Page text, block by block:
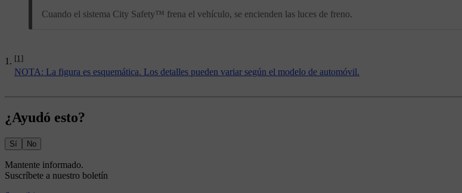
Cuando el sistema City Safety™ frena el vehículo, se encienden las luces de freno.
[1]
NOTA: La figura es esquemática. Los detalles pueden variar según el modelo de automóvil.
¿Ayudó esto?
Sí No